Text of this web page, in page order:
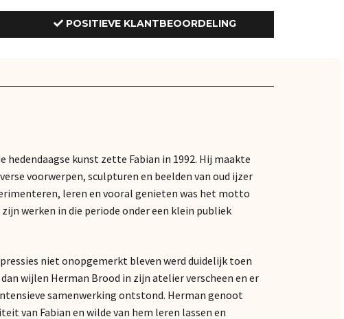
POSITIEVE KLANTBEOORDELING
hedendaagse kunst zette Fabian in 1992. Hij maakte
voorwerpen, sculpturen en beelden van oud ijzer
leren en vooral genieten was het motto
werken in die periode onder een klein publiek
niet onopgemerkt bleven werd duidelijk toen
wijlen Herman Brood in zijn atelier verscheen en er
samenwerking ontstond. Herman genoot
van Fabian en wilde van hem leren lassen en